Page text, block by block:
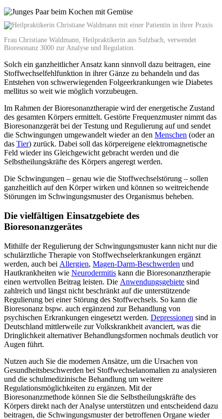
Frau Christiane Waldmann, Heilpraktikerin aus Sulzbach, verwendet
Bioresonanz 3000 zur Analyse und Regulation.
Solch ein ganzheitlicher Ansatz kann sinnvoll dazu beitragen, eine
Stoffwechselfehlfunktion in ihrer Gänze zu behandeln und das
Entstehen von schwerwiegenden Folgeerkrankungen wie Diabetes
mellitus so weit wie möglich vorzubeugen.
Im Rahmen der Bioresonanztherapie wird der energetische Zustand
des gesamten Körpers ermittelt. Gestörte Frequenzmuster nimmt das
Bioresonanzgerät bei der Testung und Regulierung auf und sendet
die Schwingungen umgewandelt wieder an den Menschen (oder an
das Tier) zurück. Dabei soll das körpereigene elektromagnetische
Feld wieder ins Gleichgewicht gebracht werden und die
Selbstheilungskräfte des Körpers angeregt werden.
Die Schwingungen – genau wie die Stoffwechselstörung – sollen
ganzheitlich auf den Körper wirken und können so weitreichende
Störungen im Schwingungsmuster des Organismus beheben.
Die vielfältigen Einsatzgebiete des
Bioresonanzgerätes
Mithilfe der Regulierung der Schwingungsmuster kann nicht nur die
schulärztliche Therapie von Stoffwechselerkrankungen ergänzt
werden, auch bei Allergien, Magen-Darm-Beschwerden und
Hautkrankheiten wie Neurodermitis kann die Bioresonanztherapie
einen wertvollen Beitrag leisten. Die Anwendungsgebiete sind
zahlreich und längst nicht beschränkt auf die unterstützende
Regulierung bei einer Störung des Stoffwechsels. So kann die
Bioresonanz bspw. auch ergänzend zur Behandlung von
psychischen Erkrankungen eingesetzt werden. Depressionen sind in
Deutschland mittlerweile zur Volkskrankheit avanciert, was die
Dringlichkeit alternativer Behandlungsformen nochmals deutlich vor
Augen führt.
Nutzen auch Sie die modernen Ansätze, um die Ursachen von
Gesundheitsbeschwerden bei Stoffwechselanomalien zu analysieren
und die schulmedizinische Behandlung um weitere
Regulationsmöglichkeiten zu ergänzen. Mit der
Bioresonanzmethode können Sie die Selbstheilungskräfte des
Körpers direkt nach der Analyse unterstützen und entscheidend dazu
beitragen, die Schwingungsmuster der betroffenen Organe wieder